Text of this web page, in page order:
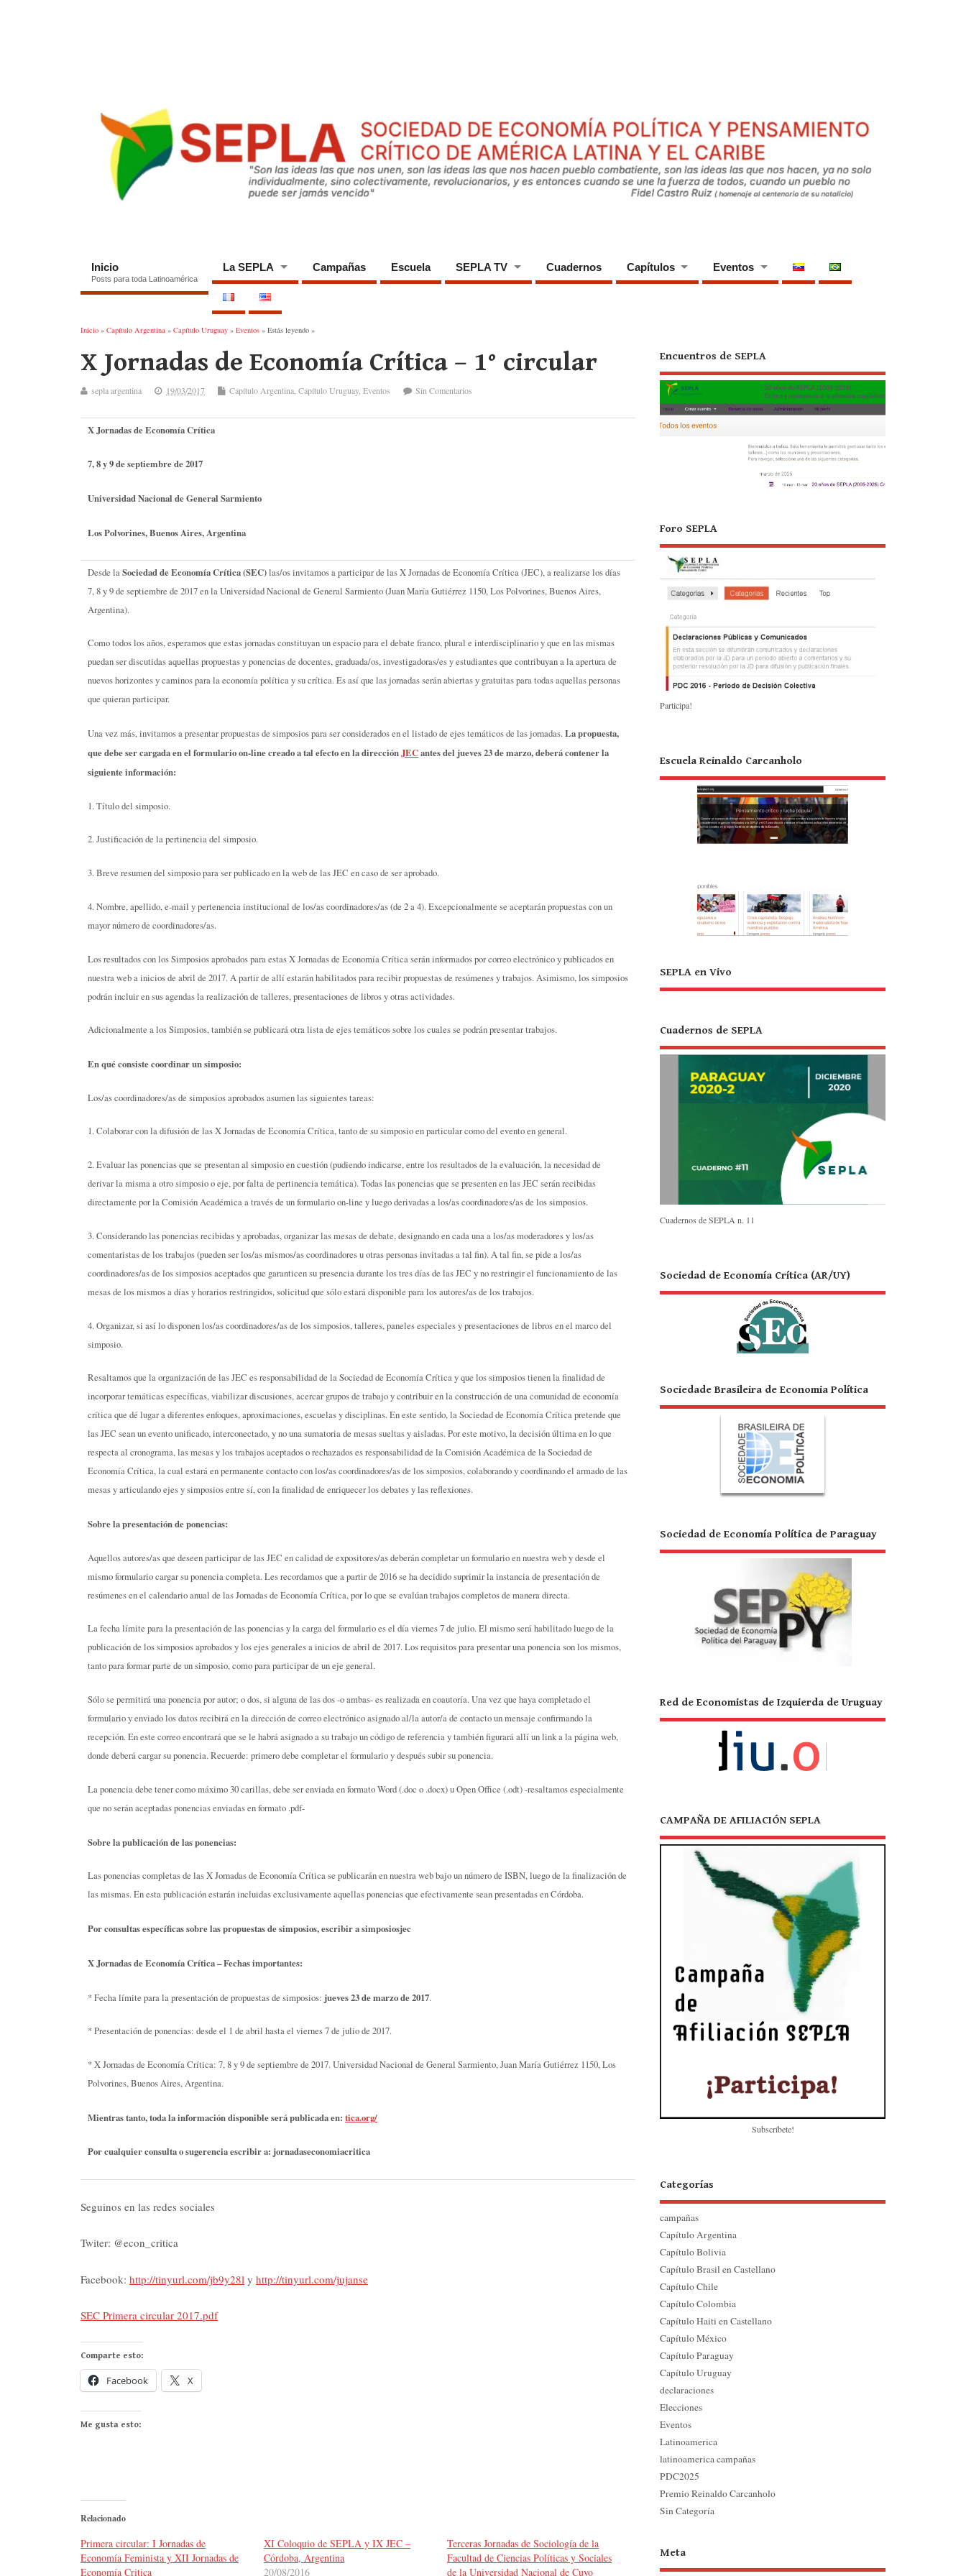
Inicio
Posts para toda Latinoamérica
La SEPLA Campañas Escuela SEPLA TV Cuadernos Capítulos Eventos
Inicio » Capítulo Argentina » Capítulo Uruguay » Eventos » Estás leyendo »
X Jornadas de Economía Crítica – 1° circular
sepla argentina 19/03/2017 Capítulo Argentina Capítulo Uruguay, Eventos Sin Comentarios
X Jornadas de Economía Crítica
7, 8 y 9 de septiembre de 2017
Universidad Nacional de General Sarmiento
Los Polvorines, Buenos Aires, Argentina
Desde laSociedad de Economía Crítica (SEC)las/os invitamos a participar de las X Jornadas de Economía Crítica (JEC), a realizarse los días
7, 8 y 9 de septiembre de 2017 en la Universidad Nacional de General Sarmiento (Juan María Gutiérrez 1150, Los Polvorines, Buenos Aires,
Argentina).
Como todos los años, esperamos que estas jornadas constituyan un espacio para el debate franco, plural e interdisciplinario y que en las mismas
puedan ser discutidas aquellas propuestas y ponencias de docentes, graduada/os, investigadoras/es y estudiantes que contribuyan a la apertura de
nuevos horizontes y caminos para la economía política y su crítica. Es así que las jornadas serán abiertas y gratuitas para todas aquellas personas
que quieran participar.
Una vez más, invitamos a presentar propuestas de simposios para ser considerados en el listado de ejes temáticos de las jornadas.La propuesta,
que debe ser cargada en el formulario on-line creado a tal efecto en la direcciónJECantes del jueves 23 de marzo, deberá contener la
siguiente información:
1. Título del simposio.
2. Justificación de la pertinencia del simposio.
3. Breve resumen del simposio para ser publicado en la web de las JEC en caso de ser aprobado.
4. Nombre, apellido, e-mail y pertenencia institucional de los/as coordinadores/as (de 2 a 4). Excepcionalmente se aceptarán propuestas con un
mayor número de coordinadores/as.
Los resultados con los Simposios aprobados para estas X Jornadas de Economía Crítica serán informados por correo electrónico y publicados en
nuestra web a inicios de abril de 2017. A partir de allí estarán habilitados para recibir propuestas de resúmenes y trabajos. Asimismo, los simposios
podrán incluir en sus agendas la realización de talleres, presentaciones de libros y otras actividades.
Adicionalmente a los Simposios, también se publicará otra lista de ejes temáticos sobre los cuales se podrán presentar trabajos.
En qué consiste coordinar un simposio:
Los/as coordinadores/as de simposios aprobados asumen las siguientes tareas:
1. Colaborar con la difusión de las X Jornadas de Economía Crítica, tanto de su simposio en particular como del evento en general.
2. Evaluar las ponencias que se presentan al simposio en cuestión (pudiendo indicarse, entre los resultados de la evaluación, la necesidad de
derivar la misma a otro simposio o eje, por falta de pertinencia temática). Todas las ponencias que se presenten en las JEC serán recibidas
directamente por la Comisión Académica a través de un formulario on-line y luego derivadas a los/as coordinadores/as de los simposios.
3. Considerando las ponencias recibidas y aprobadas, organizar las mesas de debate, designando en cada una a los/as moderadores y los/as
comentaristas de los trabajos (pueden ser los/as mismos/as coordinadores u otras personas invitadas a tal fin). A tal fin, se pide a los/as
coordinadores/as de los simposios aceptados que garanticen su presencia durante los tres días de las JEC y no restringir el funcionamiento de las
mesas de los mismos a días y horarios restringidos, solicitud que sólo estará disponible para los autores/as de los trabajos.
4. Organizar, si así lo disponen los/as coordinadores/as de los simposios, talleres, paneles especiales y presentaciones de libros en el marco del
simposio.
Resaltamos que la organización de las JEC es responsabilidad de la Sociedad de Economía Crítica y que los simposios tienen la finalidad de
incorporar temáticas específicas, viabilizar discusiones, acercar grupos de trabajo y contribuir en la construcción de una comunidad de economía
crítica que dé lugar a diferentes enfoques, aproximaciones, escuelas y disciplinas. En este sentido, la Sociedad de Economía Crítica pretende que
las JEC sean un evento unificado, interconectado, y no una sumatoria de mesas sueltas y aisladas. Por este motivo, la decisión última en lo que
respecta al cronograma, las mesas y los trabajos aceptados o rechazados es responsabilidad de la Comisión Académica de la Sociedad de
Economía Crítica, la cual estará en permanente contacto con los/as coordinadores/as de los simposios, colaborando y coordinando el armado de las
mesas y articulando ejes y simposios entre sí, con la finalidad de enriquecer los debates y las reflexiones.
Sobre la presentación de ponencias:
Aquellos autores/as que deseen participar de las JEC en calidad de expositores/as deberán completar un formulario en nuestra web y desde el
mismo formulario cargar su ponencia completa. Les recordamos que a partir de 2016 se ha decidido suprimir la instancia de presentación de
resúmenes en el calendario anual de las Jornadas de Economía Crítica, por lo que se evalúan trabajos completos de manera directa.
La fecha límite para la presentación de las ponencias y la carga del formulario es el día viernes 7 de julio. El mismo será habilitado luego de la
publicación de los simposios aprobados y los ejes generales a inicios de abril de 2017. Los requisitos para presentar una ponencia son los mismos,
tanto para formar parte de un simposio, como para participar de un eje general.
Sólo se permitirá una ponencia por autor; o dos, si alguna de las dos -o ambas- es realizada en coautoría. Una vez que haya completado el
formulario y enviado los datos recibirá en la dirección de correo electrónico asignado al/la autor/a de contacto un mensaje confirmando la
recepción. En este correo encontrará que se le habrá asignado a su trabajo un código de referencia y también figurará allí un link a la página web,
donde deberá cargar su ponencia. Recuerde: primero debe completar el formulario y después subir su ponencia.
La ponencia debe tener como máximo 30 carillas, debe ser enviada en formato Word (.doc o .docx) u Open Office (.odt) -resaltamos especialmente
que no serán aceptadas ponencias enviadas en formato .pdf-
Sobre la publicación de las ponencias:
Las ponencias completas de las X Jornadas de Economía Crítica se publicarán en nuestra web bajo un número de ISBN, luego de la finalización de
las mismas. En esta publicación estarán incluidas exclusivamente aquellas ponencias que efectivamente sean presentadas en Córdoba.
Por consultas específicas sobre las propuestas de simposios, escribir asimposiosjec
X Jornadas de Economía Crítica – Fechas importantes:
* Fecha límite para la presentación de propuestas de simposios: jueves 23 de marzo de 2017.
* Presentación de ponencias: desde el 1 de abril hasta el viernes 7 de julio de 2017.
* X Jornadas de Economía Crítica: 7, 8 y 9 de septiembre de 2017. Universidad Nacional de General Sarmiento, Juan María Gutiérrez 1150, Los
Polvorines, Buenos Aires, Argentina.
Mientras tanto, toda la información disponible será publicada en: tica.org/
Por cualquier consulta o sugerencia escribir a: jornadaseconomiacritica
Seguinos en las redes sociales
Twiter: @econ_critica
Facebook: http://tinyurl.com/jb9y28l y http://tinyurl.com/jujanse
SEC Primera circular 2017.pdf
Comparte esto:
Facebook X
Me gusta esto:
Relacionado
Primera circular: I Jornadas de
Economía Feminista y XII Jornadas de
Economía Critica
XI Coloquio de SEPLA y IX JEC –
Córdoba, Argentina
20/08/2016
Terceras Jornadas de Sociología de la
Facultad de Ciencias Políticas y Sociales
de la Universidad Nacional de Cuyo
Encuentros de SEPLA
Foro SEPLA
Participa!
Escuela Reinaldo Carcanholo
SEPLA en Vivo
Cuadernos de SEPLA
Cuadernos de SEPLA n. 11
Sociedad de Economía Crítica (AR/UY)
Sociedade Brasileira de Economia Política
Sociedad de Economía Política de Paraguay
Red de Economistas de Izquierda de Uruguay
CAMPAÑA DE AFILIACIÓN SEPLA
Subscríbete!
Categorías
campañas
Capítulo Argentina
Capítulo Bolivia
Capítulo Brasil en Castellano
Capítulo Chile
Capítulo Colombia
Capítulo Haiti en Castellano
Capítulo México
Capítulo Paraguay
Capítulo Uruguay
declaraciones
Elecciones
Eventos
Latinoamerica
latinoamerica campañas
PDC2025
Premio Reinaldo Carcanholo
Sin Categoría
Meta